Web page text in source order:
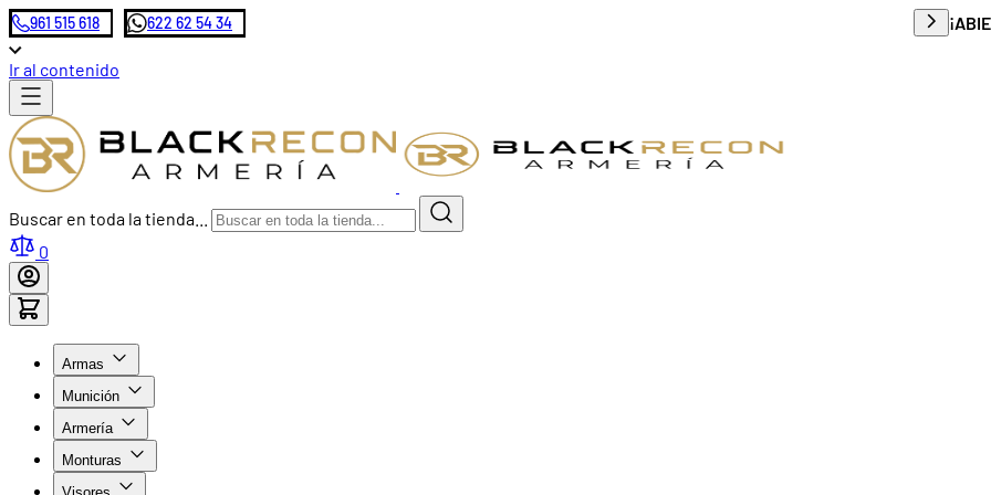
Envío
961 515 618 622 62 54 34
Ir al contenido
Buscar en toda la tienda...
0
Armas
Munición
Armería
Monturas